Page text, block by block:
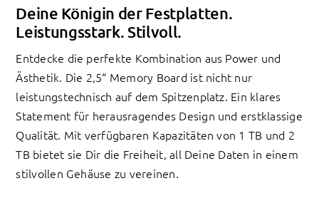
Deine Königin der Festplatten.
Leistungsstark. Stilvoll.
Entdecke die perfekte Kombination aus Power und
Ästhetik. Die 2,5“ Memory Board ist nicht nur
leistungstechnisch auf dem Spitzenplatz. Ein klares
Statement für herausragendes Design und erstklassige
Qualität. Mit verfügbaren Kapazitäten von 1 TB und 2
TB bietet sie Dir die Freiheit, all Deine Daten in einem
stilvollen Gehäuse zu vereinen.